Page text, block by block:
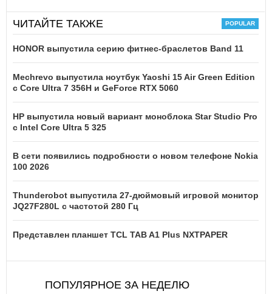
ЧИТАЙТЕ ТАКЖЕ
HONOR выпустила серию фитнес-браслетов Band 11
Mechrevo выпустила ноутбук Yaoshi 15 Air Green Edition
с Core Ultra 7 356H и GeForce RTX 5060
HP выпустила новый вариант моноблока Star Studio Pro
с Intel Core Ultra 5 325
В сети появились подробности о новом телефоне Nokia
100 2026
Thunderobot выпустила 27-дюймовый игровой монитор
JQ27F280L с частотой 280 Гц
Представлен планшет TCL TAB A1 Plus NXTPAPER
ПОПУЛЯРНОЕ ЗА НЕДЕЛЮ